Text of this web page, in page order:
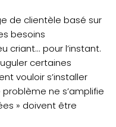
de clientèle basé sur
besoins
criant... pour l’instant.
certaines
vouloir s’installer
ne s’amplifie
» doivent être